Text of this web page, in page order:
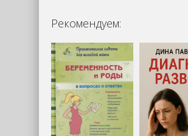
Рекомендуем: